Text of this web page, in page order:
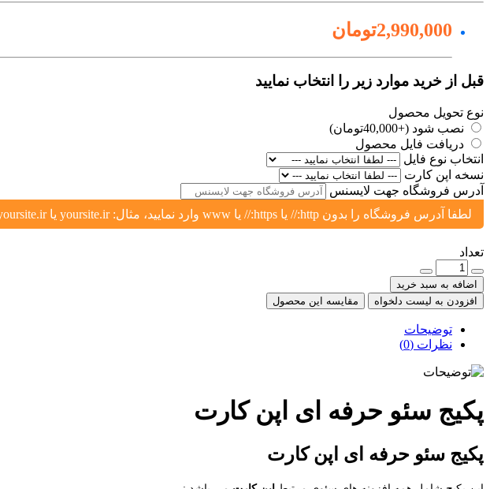
2,990,000تومان
قبل از خرید موارد زیر را انتخاب نمایید
نوع تحویل محصول
نصب شود (+40,000تومان)
دریافت فایل محصول
انتخاب نوع فایل
نسخه اپن کارت
آدرس فروشگاه جهت لایسنس
لطفا آدرس فروشگاه را بدون http:// یا https:// یا www وارد نمایید، مثال: yoursite.ir یا shop.yoursite.ir
تعداد
اضافه به سبد خرید
افزودن به لیست دلخواه
مقایسه این محصول
توضیحات
نظرات (0)
پکیج سئو حرفه ای اپن کارت
پکیج سئو حرفه ای اپن کارت